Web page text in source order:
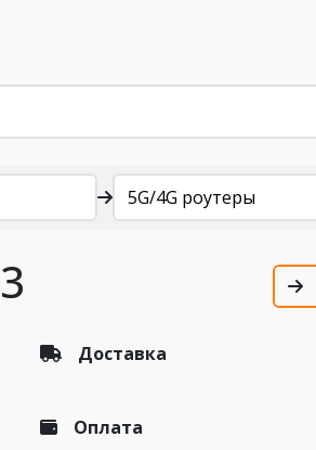
5G/4G роутеры
Доставка
Оплата